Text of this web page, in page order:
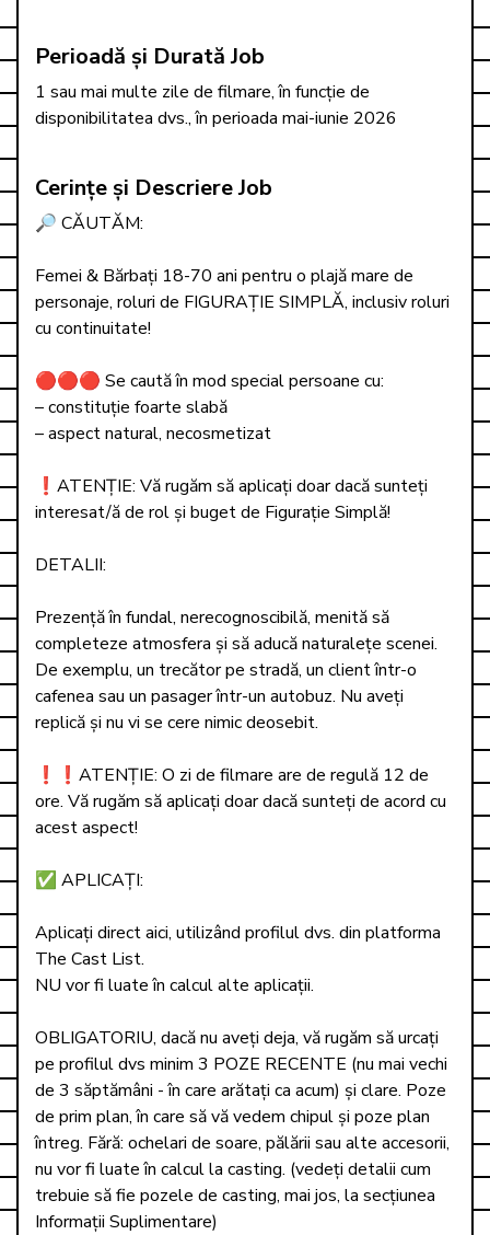
Perioadă și Durată Job
1 sau mai multe zile de filmare, în funcție de
disponibilitatea dvs., în perioada mai-iunie 2026
Cerințe și Descriere Job
🔎 CĂUTĂM:
Femei & Bărbați 18-70 ani pentru o plajă mare de
personaje, roluri de FIGURAȚIE SIMPLĂ, inclusiv roluri
cu continuitate!
🔴🔴🔴 Se caută în mod special persoane cu:
– constituție foarte slabă
– aspect natural, necosmetizat
❗ATENȚIE: Vă rugăm să aplicați doar dacă sunteți
interesat/ă de rol și buget de Figurație Simplă!
DETALII:
Prezență în fundal, nerecognoscibilă, menită să
completeze atmosfera și să aducă naturalețe scenei.
De exemplu, un trecător pe stradă, un client într-o
cafenea sau un pasager într-un autobuz. Nu aveți
replică și nu vi se cere nimic deosebit.
❗❗ATENȚIE: O zi de filmare are de regulă 12 de
ore. Vă rugăm să aplicați doar dacă sunteți de acord cu
acest aspect!
✅ APLICAȚI:
Aplicați direct aici, utilizând profilul dvs. din platforma
The Cast List.
NU vor fi luate în calcul alte aplicații.
OBLIGATORIU, dacă nu aveți deja, vă rugăm să urcați
pe profilul dvs minim 3 POZE RECENTE (nu mai vechi
de 3 săptămâni - în care arătați ca acum) și clare. Poze
de prim plan, în care să vă vedem chipul și poze plan
întreg. Fără: ochelari de soare, pălării sau alte accesorii,
nu vor fi luate în calcul la casting. (vedeți detalii cum
trebuie să fie pozele de casting, mai jos, la secțiunea
Informații Suplimentare)